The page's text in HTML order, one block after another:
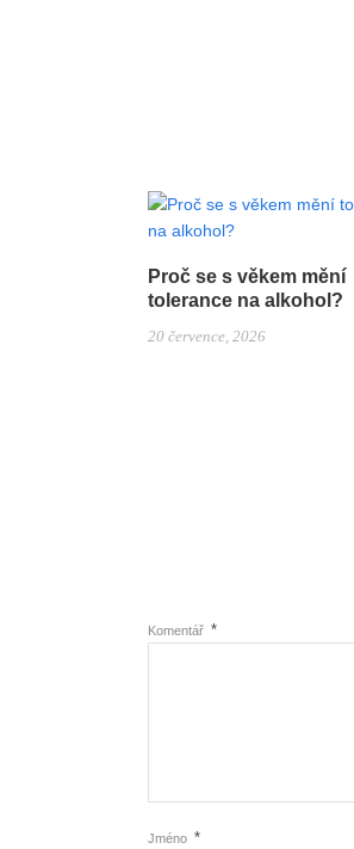
Proč se s věkem mění
tolerance na alkohol?
20 července, 2026
Komentář *
Jméno *